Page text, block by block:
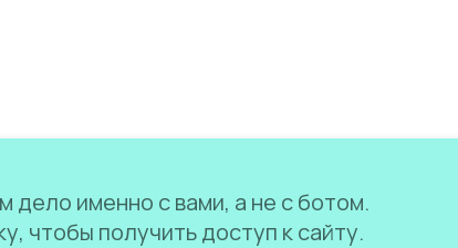
дело именно с вами, а не с ботом.
чтобы получить доступ к сайту.